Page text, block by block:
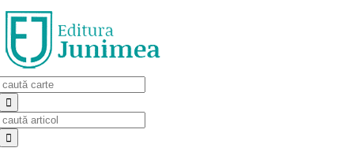
Skip
to
content